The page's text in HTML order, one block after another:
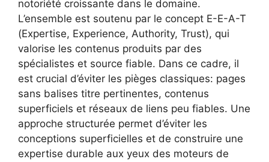
notoriété croissante dans le domaine.
L’ensemble est soutenu par le concept E-E-A-T
(Expertise, Experience, Authority, Trust), qui
valorise les contenus produits par des
spécialistes et source fiable. Dans ce cadre, il
est crucial d’éviter les pièges classiques: pages
sans balises titre pertinentes, contenus
superficiels et réseaux de liens peu fiables. Une
approche structurée permet d’éviter les
conceptions superficielles et de construire une
expertise durable aux yeux des moteurs de